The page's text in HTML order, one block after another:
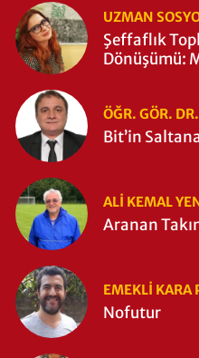
UZMAN
Şeffaflık
Dönüşümü:
ÖĞR. GÖR.
Bit’in
ALI KEMAL
Aranan
EMEKLI KARA
Nofutur